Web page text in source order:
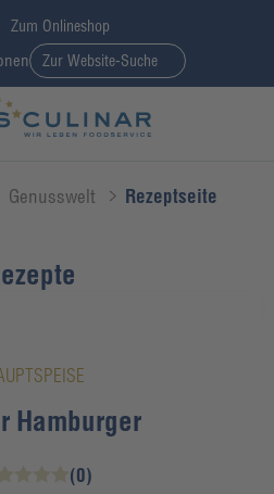
Zum Onlineshop
Zur Website-Suche
Genusswelt Rezeptseite
Hamburger
(0)